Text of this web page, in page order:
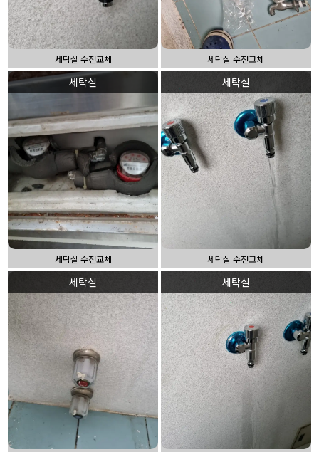
세탁실 수전교체 세탁실 수전교체
세탁실
세탁실 수전교체
세탁실
세탁실 수전교체
세탁실 세탁실